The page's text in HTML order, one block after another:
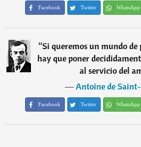
Facebook Twitter WhatsApp
“Si queremos un mundo de
hay que poner
al servicio del
―Antoine de
Facebook Twitter WhatsApp